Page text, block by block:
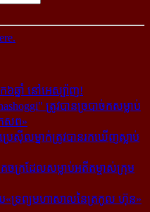
ឆ្នាំ នៅ​អេស្ប៉ាញ!
ត្រូវ​បាន​ច្របាច់ក​សម្លាប់​
ក​សព»
េស៊ីល​ម្នាក់​ត្រូវ​បាន​រក​ឃើញ​ស្លាប់​
ាគចក្រ​ដែល​សម្លាប់​អតីត​ម្ចាស់​ក្រុម​
​«ទ្រព្យមហាសាល​នៃ​ត្រកូល ហ៊ុន»​